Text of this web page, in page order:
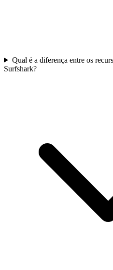
Qual é a diferença entre os
Surfshark?